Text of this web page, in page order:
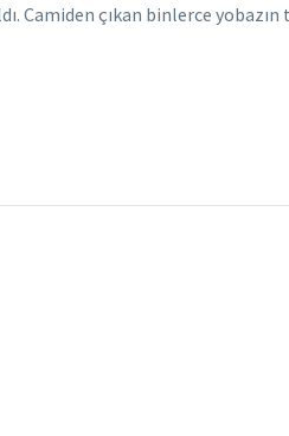
Camiden çıkan binlerce